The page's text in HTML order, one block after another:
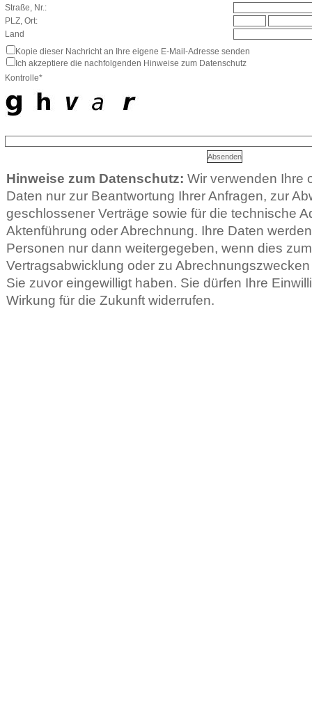
Straße, Nr.:
PLZ, Ort:
Land
Kopie dieser Nachricht an Ihre eigene E-Mail-Adresse senden
Ich akzeptiere die nachfolgenden Hinweise zum Datenschutz
Kontrolle*
Hinweise zum Datenschutz: Wir verwenden Ihre
Daten nur zur Beantwortung Ihrer Anfragen, zur
geschlossener Verträge sowie für die technische
Aktenführung oder Abrechnung. Ihre Daten
Personen nur dann weitergegeben, wenn dies
Vertragsabwicklung oder zu
Sie zuvor eingewilligt haben. Sie dürfen Ihre
Wirkung für die Zukunft widerrufen.